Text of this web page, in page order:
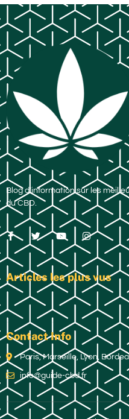
Blog d’information sur les
du CBD.
Articles les plus vus
Contact Info
Paris, Marseille, Lyon,
info@guide-cbd.fr